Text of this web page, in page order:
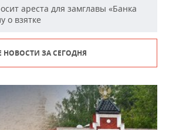
ареста для замглавы «Банка
о взятке
НОВОСТИ ЗА СЕГОДНЯ